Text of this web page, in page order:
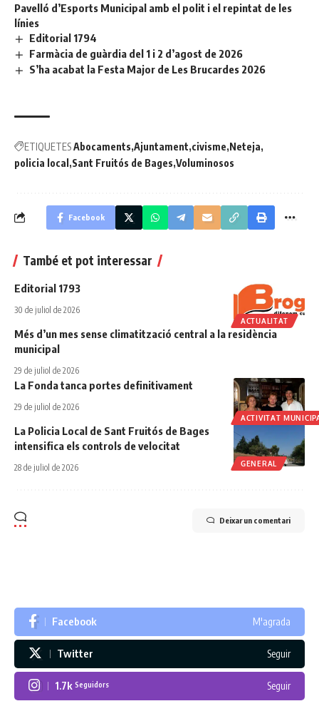
Pavelló d’Esports Municipal amb el polit i el repintat de les
línies
Editorial 1794
Farmàcia de guàrdia del 1 i 2 d’agost de 2026
S’ha acabat la Festa Major de Les Brucardes 2026
ETIQUETESAbocaments Ajuntament civisme Neteja
policia local Sant Fruitós de Bages Voluminosos
Facebook
També et pot interessar
ACTUALITAT
Editorial 1793
30 de juliol de 2026
Més d’un mes sense climatització central a la residència
municipal
29 de juliol de 2026
ACTIVITAT
La Fonda tanca portes definitivament
29 de juliol de 2026
GENERAL
La Policia Local de Sant Fruitós de Bages
intensifica els controls de velocitat
28 de juliol de 2026
Deixar un comentari
Facebook M'agrada
Twitter Seguir
1.7k Seguidors Seguir